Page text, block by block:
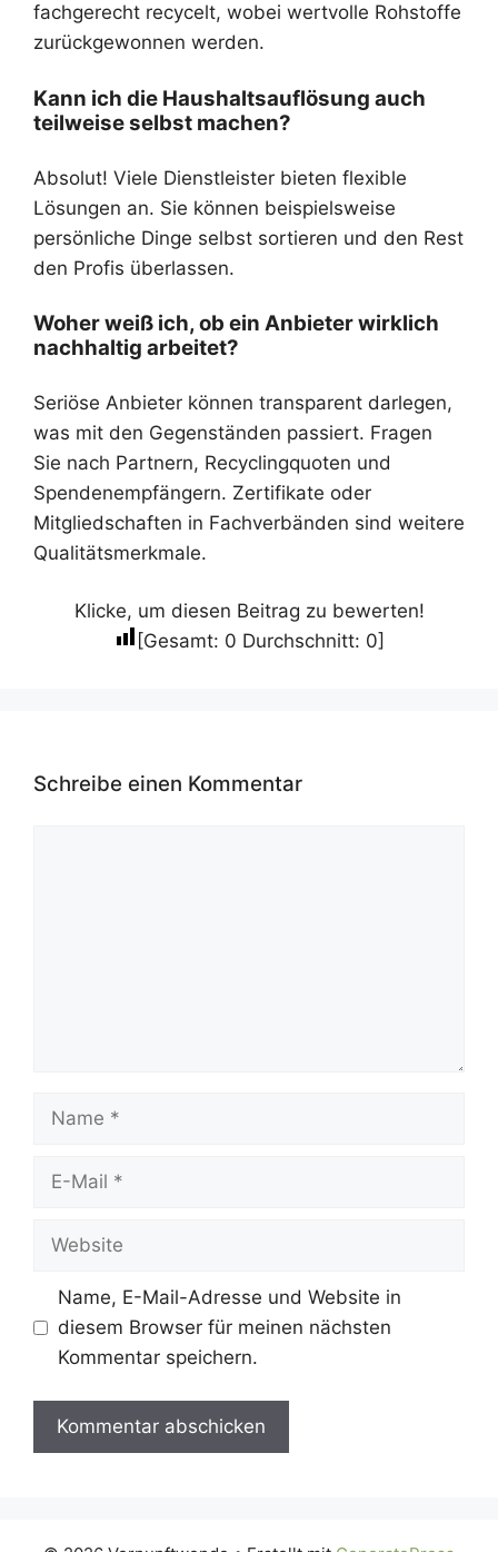
fachgerecht recycelt, wobei wertvolle Rohstoffe
zurückgewonnen werden.
Kann ich die Haushaltsauflösung auch
teilweise selbst machen?
Absolut! Viele Dienstleister bieten flexible
Lösungen an. Sie können beispielsweise
persönliche Dinge selbst sortieren und den Rest
den Profis überlassen.
Woher weiß ich, ob ein Anbieter wirklich
nachhaltig arbeitet?
Seriöse Anbieter können transparent darlegen,
was mit den Gegenständen passiert. Fragen
Sie nach Partnern, Recyclingquoten und
Spendenempfängern. Zertifikate oder
Mitgliedschaften in Fachverbänden sind weitere
Qualitätsmerkmale.
Klicke, um diesen Beitrag zu bewerten!
[Gesamt: 0 Durchschnitt: 0]
Schreibe einen Kommentar
Mail
Name, E-Mail-Adresse und Website in
diesem Browser für meinen nächsten
Kommentar speichern.